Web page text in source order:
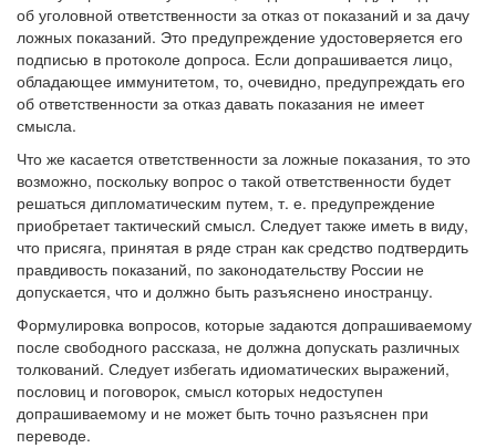
об уголовной ответственности за отказ от показаний и за дачу
ложных показаний. Это предупреждение удостоверяется его
подписью в протоколе допроса. Если допрашивается лицо,
обладающее иммунитетом, то, очевидно, предупреждать его
об ответственности за отказ давать показания не имеет
смысла.
Что же касается ответственности за ложные показания, то это
возможно, поскольку вопрос о такой ответственности будет
решаться дипломатическим путем, т. е. предупреждение
приобретает тактический смысл. Следует также иметь в виду,
что присяга, принятая в ряде стран как средство подтвердить
правдивость показаний, по законодательству России не
допускается, что и должно быть разъяснено иностранцу.
Формулировка вопросов, которые задаются допрашиваемому
после свободного рассказа, не должна допускать различных
толкований. Следует избегать идиоматических выражений,
пословиц и поговорок, смысл которых недоступен
допрашиваемому и не может быть точно разъяснен при
переводе.